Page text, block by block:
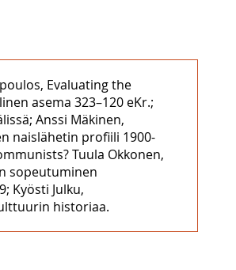
Evaluating the
asema 323–120 eKr.;
Anssi Mäkinen,
naislähetin profiili 1900-
Tuula Okkonen,
sopeutuminen
Kyösti Julku,
historiaa.